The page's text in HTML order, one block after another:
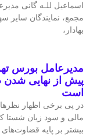
اسماعیل للـه گانی
مجمع، نمایندگان سایر
بهادار،
مدیرعامل بورس
پیش از نهایی
است
در پی برخی اظهار
مالی و سود زیان شستا
بیشتر بر پایه